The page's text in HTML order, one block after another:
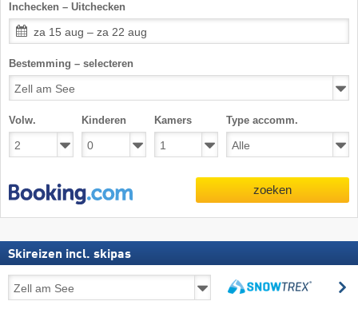
Inchecken – Uitchecken
za 15 aug – za 22 aug
Bestemming – selecteren
Volw. Kinderen Kamers Type accomm.
zoeken
Skireizen incl. skipas
Skireizen
incl.